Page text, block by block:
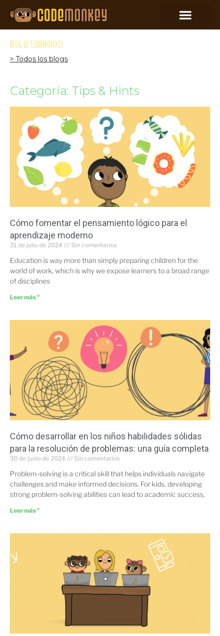
Blog de CodeMonkey
> Todos los blogs
Categoría: Tips & Hints
Cómo fomentar el pensamiento lógico para el
aprendizaje moderno
31 de julio de 2024 Sin comentarios
Education is way more than simply preparing children for the
world of work, which is why we expose learners to a broad range
of disciplines
Leer más "
Cómo desarrollar en los niños habilidades sólidas
para la resolución de problemas: una guía completa
30 de junio de 2024 Sin comentarios
Problem-solving is a critical skill that helps individuals navigate
challenges and make informed decisions. For kids, developing
strong problem-solving abilities can lead to academic success,
Leer más "